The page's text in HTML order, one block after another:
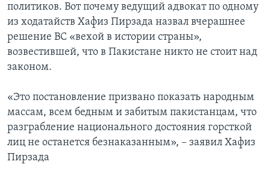
политиков. Вот почему ведущий адвокат по одному
из ходатайств Хафиз Пирзада назвал вчерашнее
решение ВС «вехой в истории страны»,
возвестившей, что в Пакистане никто не стоит над
законом.
«Это постановление призвано показать народным
массам, всем бедным и забитым пакистанцам, что
разграбление национального достояния горсткой
лиц не останется безнаказанным», – заявил Хафиз
Пирзада